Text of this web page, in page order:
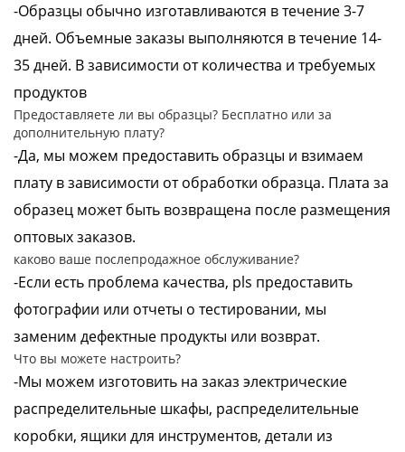
-Образцы обычно изготавливаются в течение 3-7
дней. Объемные заказы выполняются в течение 14-
35 дней. В зависимости от количества и требуемых
продуктов
Предоставляете ли вы образцы? Бесплатно или за
дополнительную плату?
-Да, мы можем предоставить образцы и взимаем
плату в зависимости от обработки образца. Плата за
образец может быть возвращена после размещения
оптовых заказов.
каково ваше послепродажное обслуживание?
-Если есть проблема качества, pls предоставить
фотографии или отчеты о тестировании, мы
заменим дефектные продукты или возврат.
Что вы можете настроить?
-Мы можем изготовить на заказ электрические
распределительные шкафы, распределительные
коробки, ящики для инструментов, детали из